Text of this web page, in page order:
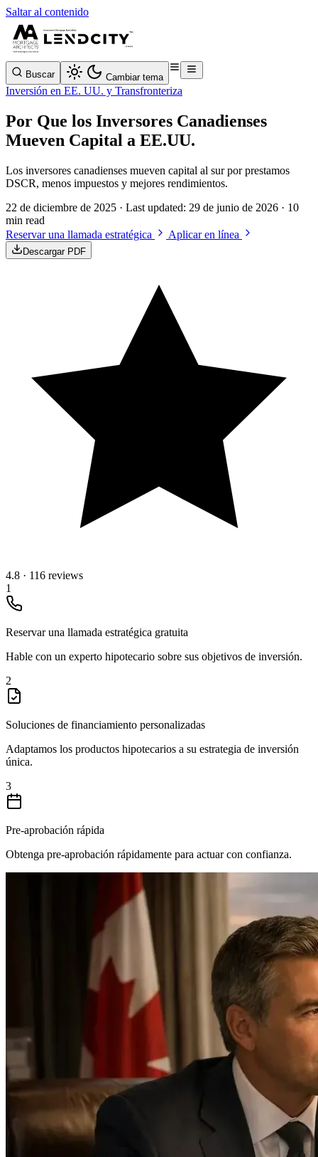
Saltar al contenido
Buscar Cambiar tema
Inversión en EE. UU. y Transfronteriza
Por Que los Inversores Canadienses
Mueven Capital a EE.UU.
Los inversores canadienses mueven capital al sur por prestamos
DSCR, menos impuestos y mejores rendimientos.
22 de diciembre de 2025 · Last updated: 29 de junio de 2026 · 10
min read
Reservar una llamada estratégica
Aplicar en línea
Descargar PDF
4.8 · 116 reviews
1
Reservar una llamada estratégica gratuita
Hable con un experto hipotecario sobre sus objetivos de inversión.
2
Soluciones de financiamiento personalizadas
Adaptamos los productos hipotecarios a su estrategia de inversión
única.
3
Pre-aprobación rápida
Obtenga pre-aprobación rápidamente para actuar con confianza.